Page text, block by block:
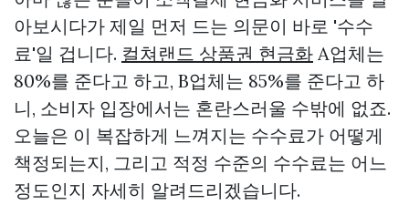
아보시다가 제일 먼저 드는 의문이 바로 '수수
료'일 겁니다. 컬쳐랜드 상품권 현금화 A업체는
80%를 준다고 하고, B업체는 85%를 준다고 하
니, 소비자 입장에서는 혼란스러울 수밖에 없죠.
오늘은 이 복잡하게 느껴지는 수수료가 어떻게
책정되는지, 그리고 적정 수준의 수수료는 어느
정도인지 자세히 알려드리겠습니다.